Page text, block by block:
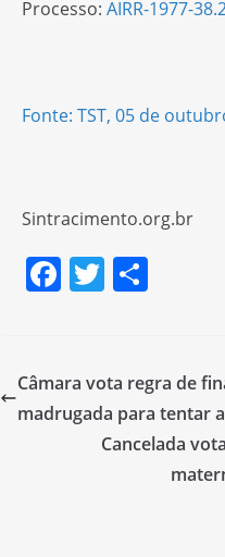
Processo: AIRR-1977-
Fonte: TST, 05 de
Sintracimento.org.br
F
e
b
T
er e
Câmara vota regra de
madrugada para tentar
Cancelada